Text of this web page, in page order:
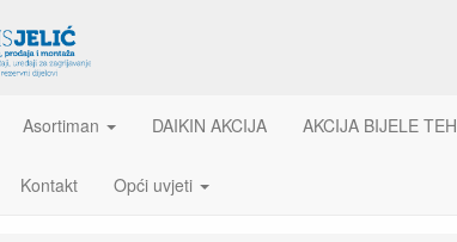
Asortiman DAIKIN AKCIJA AKCIJA BIJELE
Kontakt Opći uvjeti